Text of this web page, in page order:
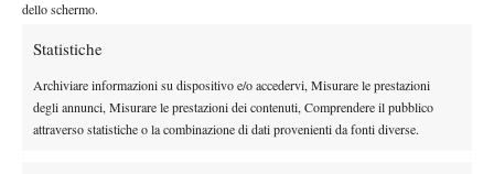
dello schermo.
Statistiche
Archiviare informazioni su dispositivo e/o accedervi, Misurare le prestazioni
degli annunci, Misurare le prestazioni dei contenuti, Comprendere il pubblico
attraverso statistiche o la combinazione di dati provenienti da fonti diverse.
DI TENDENZA
Atp News